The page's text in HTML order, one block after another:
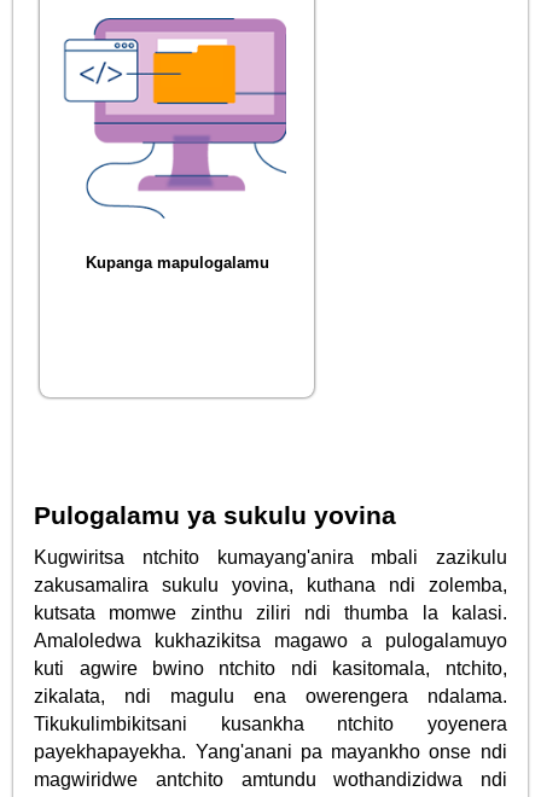
Kupanga mapulogalamu
Pulogalamu ya sukulu yovina
Kugwiritsa ntchito kumayang'anira mbali zazikulu
zakusamalira sukulu yovina, kuthana ndi zolemba,
kutsata momwe zinthu ziliri ndi thumba la kalasi.
Amaloledwa kukhazikitsa magawo a pulogalamuyo
kuti agwire bwino ntchito ndi kasitomala, ntchito,
zikalata, ndi magulu ena owerengera ndalama.
Tikukulimbikitsani kusankha ntchito yoyenera
payekhapayekha. Yang'anani pa mayankho onse ndi
magwiridwe antchito amtundu wothandizidwa ndi